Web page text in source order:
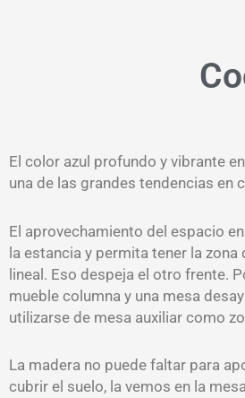
El color azul profundo y vibrante
una de las grandes tendencias en
El aprovechamiento del espacio
la estancia y permita tener la
lineal. Eso despeja el otro frente.
mueble columna y una mesa
utilizarse de mesa auxiliar como
La madera no puede faltar para
cubrir el suelo, la vemos en la